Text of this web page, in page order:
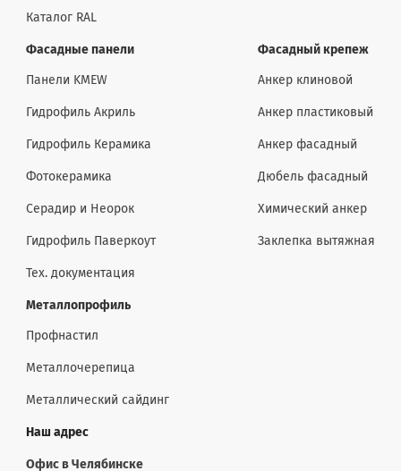
Каталог RAL
Фасадные панели
Панели KMEW
Гидрофиль Акриль
Гидрофиль Керамика
Фотокерамика
Серадир и Неорок
Гидрофиль Паверкоут
Тех. документация
Фасадный крепеж
Анкер клиновой
Анкер пластиковый
Анкер фасадный
Дюбель фасадный
Химический анкер
Заклепка вытяжная
Металлопрофиль
Профнастил
Металлочерепица
Металлический сайдинг
Наш адрес
Офис в Челябинске